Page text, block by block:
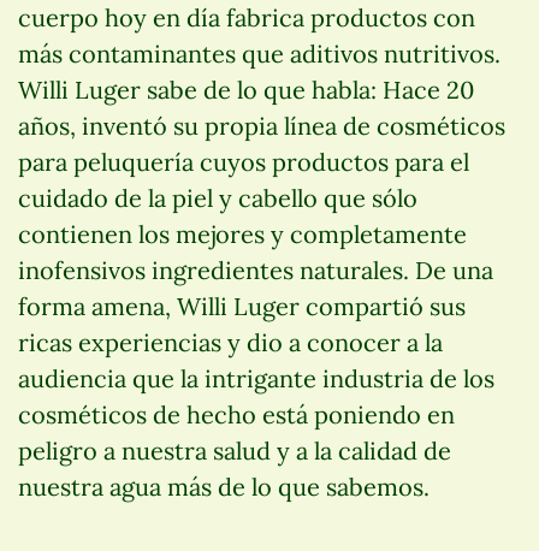
cuerpo hoy en día fabrica productos con
más contaminantes que aditivos nutritivos.
Willi Luger sabe de lo que habla: Hace 20
años, inventó su propia línea de cosméticos
para peluquería cuyos productos para el
cuidado de la piel y cabello que sólo
contienen los mejores y completamente
inofensivos ingredientes naturales. De una
forma amena, Willi Luger compartió sus
ricas experiencias y dio a conocer a la
audiencia que la intrigante industria de los
cosméticos de hecho está poniendo en
peligro a nuestra salud y a la calidad de
nuestra agua más de lo que sabemos.